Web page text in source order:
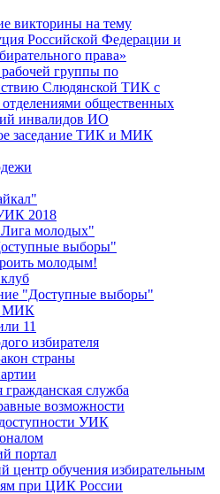
викторины на тему
Российской Федерации и
права»
рабочей группы по
Слюдянской ТИК с
общественных
инвалидов ИО
заседание ТИК и МИК
2018
молодых"
выборы"
молодым!
"Доступные выборы"
МИК
11
избирателя
страны
гражданская служба
возможности
УИК
портал
центр обучения избирательным
при ЦИК России